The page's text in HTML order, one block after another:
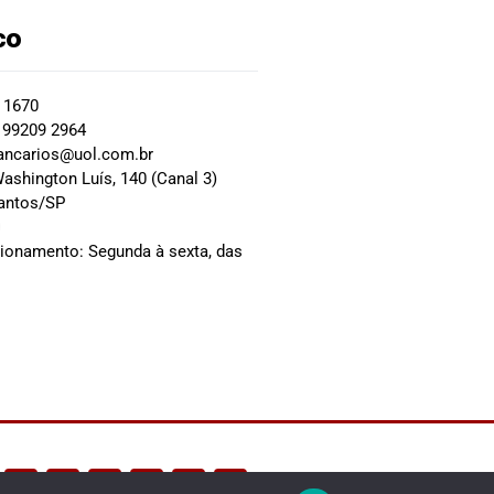
2964
Luís, 140 (Canal 3)
SP
Segunda à sexta, das